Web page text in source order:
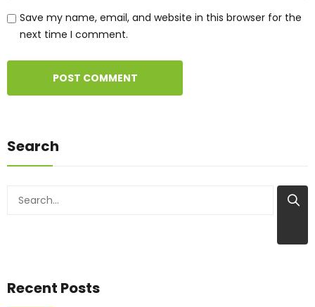
Save my name, email, and website in this browser for the
next time I comment.
Search
Recent Posts